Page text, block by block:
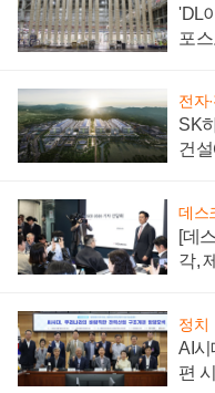
'DL
포
전자
SK
건
데스
[데
각,
정치
AI시
편